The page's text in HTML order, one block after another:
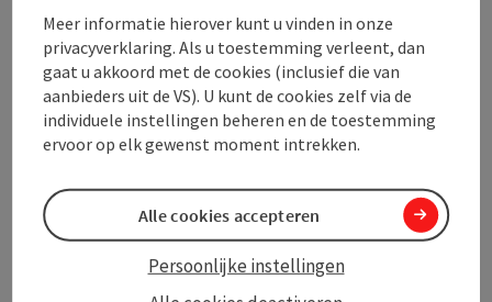
Ligging
Geschiktheid
Meer informatie hierover kunt u vinden in onze
privacyverklaring. Als u toestemming verleent, dan
gaat u akkoord met de cookies (inclusief die van
aanbieders uit de VS). U kunt de cookies zelf via de
individuele instellingen beheren en de toestemming
ervoor op elk gewenst moment intrekken.
Persoonlijke instellingen
Alle cookies accepteren